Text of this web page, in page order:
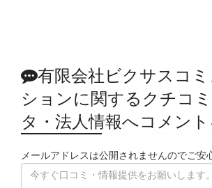
有限会社ビクサスコ
ションに関するクチコ
タ・法人情報へコメン
メールアドレスは公開されませんのでご安